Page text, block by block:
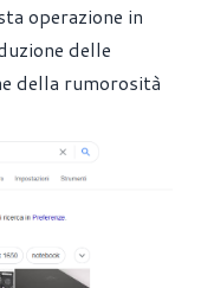
operazione in
delle
della rumorosità